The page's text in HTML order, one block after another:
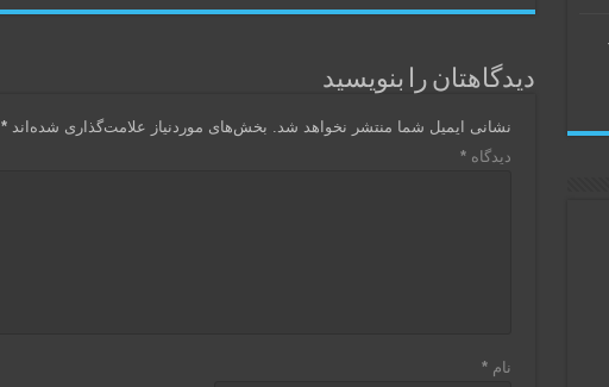
دیدگاهتان را بنویسید
نشانی ایمیل شما منتشر نخواهد شد. بخش‌های موردنیاز علامت‌گذاری شده‌اند*
دیدگاه*
نام*